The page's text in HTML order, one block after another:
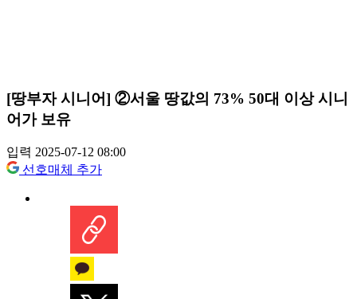
[땅부자 시니어] ②서울 땅값의 73% 50대 이상 시니
어가 보유
입력 2025-07-12 08:00
선호매체 추가